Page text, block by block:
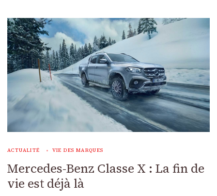
ACTUALITÉ VIE DES MARQUES
Mercedes-Benz Classe X : La fin de
vie est déjà là